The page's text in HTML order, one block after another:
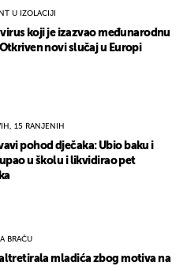
U IZOLACIJI
koji je izazvao međunarodnu
novi slučaj u Europi
15 RANJENIH
pohod dječaka: Ubio baku i
u školu i likvidirao pet
BRAČU
mladića zbog motiva na